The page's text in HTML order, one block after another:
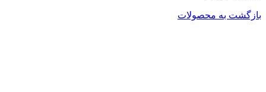
بازگشت به محصولات